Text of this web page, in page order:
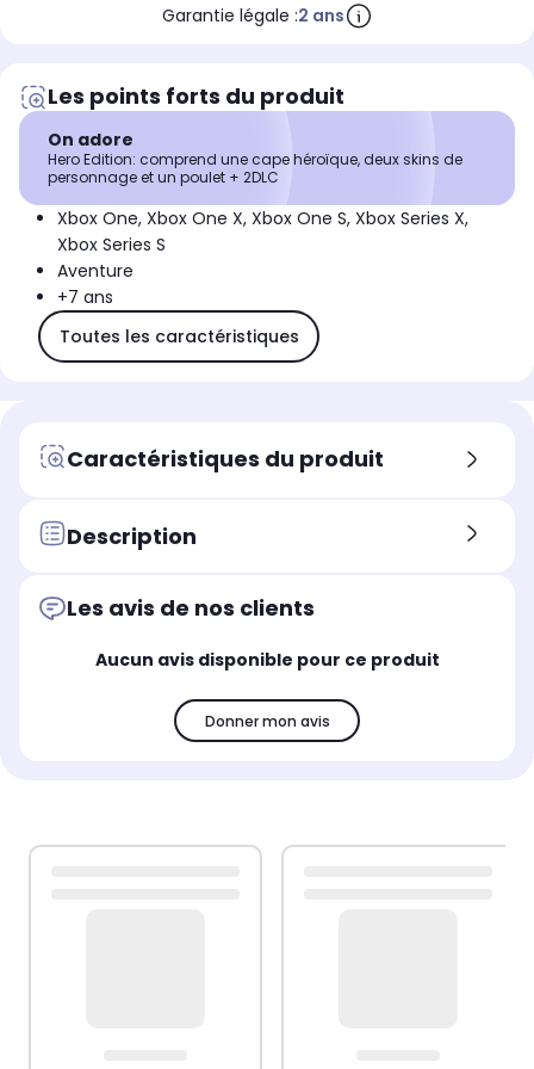
Garantie légale :2 ans
Les points forts du produit
On adore
Hero Edition: comprend une cape héroïque, deux skins de
personnage et un poulet + 2DLC
Xbox One, Xbox One X, Xbox One S, Xbox Series X,
Xbox Series S
Aventure
+7 ans
Toutes les caractéristiques
Caractéristiques du produit
Description
Les avis de nos clients
Aucun avis disponible pour ce produit
Donner mon avis